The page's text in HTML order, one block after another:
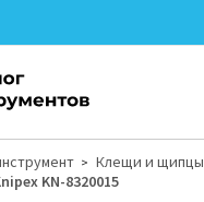
> Клещи и щипцы
KN-8320015